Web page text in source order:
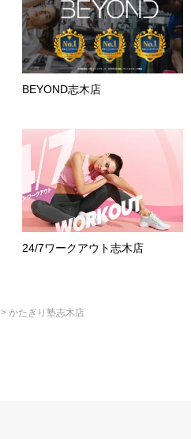
BEYOND志木店
24/7ワークアウト志木店
> かたぎり塾志木店